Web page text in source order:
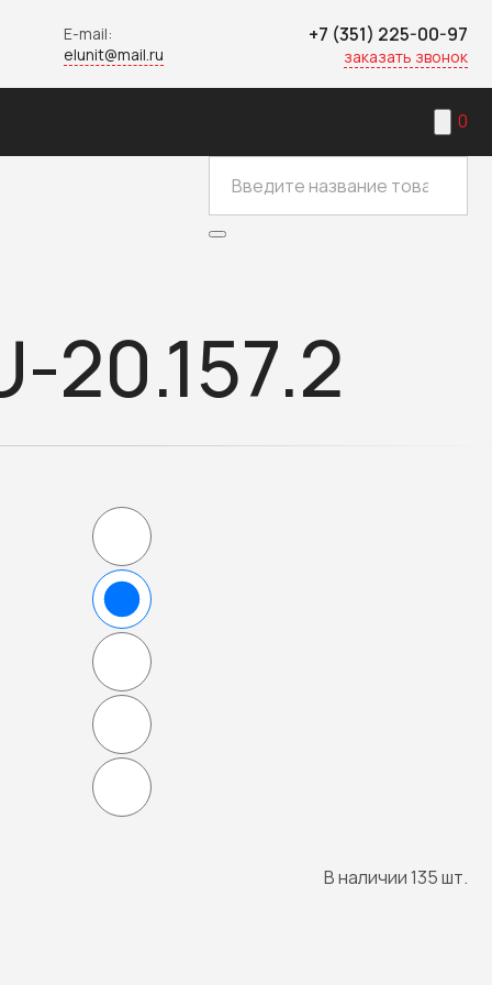
E-mail:
elunit@mail.ru
+7 (351) 225-00-97
заказать звонок
0
В наличии 135 шт.